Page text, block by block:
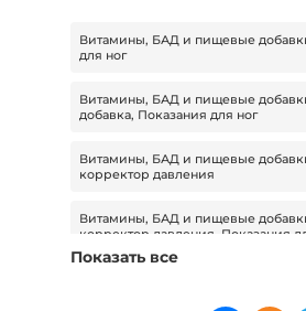
Витамины, БАД и пищевые
для ног
Витамины, БАД и пищевые
добавка, Показания для ног
Витамины, БАД и пищевые
корректор давления
Витамины, БАД и пищевые
корректор давления, Показания
Показать все